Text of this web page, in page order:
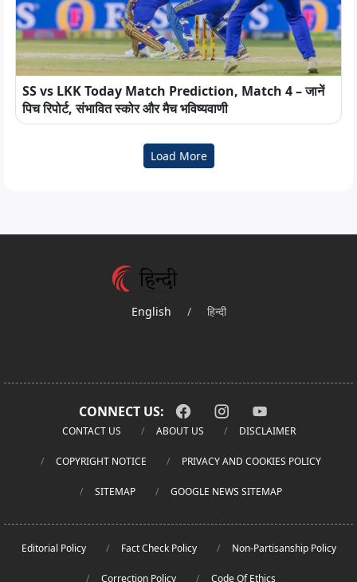
SS vs LKK Today Match Prediction, Match 4 – जानें
पिच रिपोर्ट, संभावित स्कोर और मैच भविष्यवाणी
Load More
English / हिन्दी
CONNECT US:
CONTACT US ABOUT US DISCLAIMER
COPYRIGHT NOTICE PRIVACY AND COOKIES POLICY
SITEMAP GOOGLE NEWS SITEMAP
Editorial Policy Fact Check Policy Non-Partisanship Policy
Correction Policy Code Of Ethics